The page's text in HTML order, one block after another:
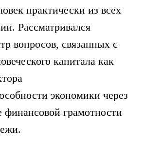
практически из всех
Рассматривался
вопросов, связанных с
капитала как
экономики через
финансовой грамотности